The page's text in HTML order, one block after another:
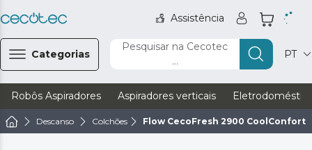
Assistência
Categorias
Pesquisar na Cecotec
...
PT
Robôs Aspiradores Aspiradores verticais
Descanso Colchões Flow CecoFresh 2900 CoolConfort